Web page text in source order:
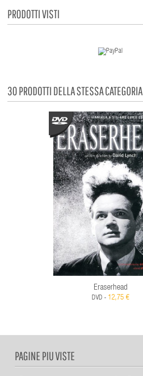
PRODOTTI VISTI
30 PRODOTTI DELLA STESSA CATEGORIA
Eraserhead
DVD - 12,75 €
PAGINE PIU VISTE